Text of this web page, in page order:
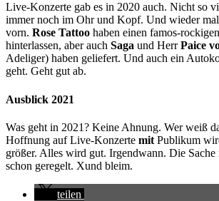
Live-Konzerte gab es in 2020 auch. Nicht so
immer noch im Ohr und Kopf. Und wieder
vorn. Rose Tattoo haben einen famos-
hinterlassen, aber auch Saga und HerrPaice
Adeliger) haben geliefert. Und auch ein
geht. Geht gut ab.
Ausblick 2021
Was geht in 2021? Keine Ahnung. Wer weiß
Hoffnung auf Live-Konzerte mit Publikum
größer. Alles wird gut. Irgendwann. Die Sache
schon geregelt. Xund bleim.
teilen